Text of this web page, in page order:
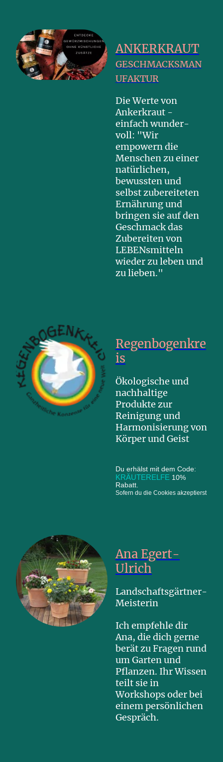
ANKERKRAUT
GESCHMACKSMAN
UFAKTUR
Die Werte von
Ankerkraut -
einfach wunder-
voll: "Wir
empowern die
Menschen zu einer
natürlichen,
bewussten und
selbst zubereiteten
Ernährung und
bringen sie auf den
Geschmack das
Zubereiten von
LEBENsmitteln
wieder zu leben und
zu lieben."
Regenbogenkre
is
Ökologische und
nachhaltige
Produkte zur
Reinigung und
Harmonisierung von
Körper und Geist
Du erhälst mit dem Code:
KRÄUTERELFE 10%
Rabatt.
Sofern du die Cookies akzeptierst
Ana Egert-
Ulrich
Landschaftsgärtner-
Meisterin
Ich empfehle dir
Ana, die dich gerne
berät zu Fragen rund
um Garten und
Pflanzen. Ihr Wissen
teilt sie in
Workshops oder bei
einem persönlichen
Gespräch.